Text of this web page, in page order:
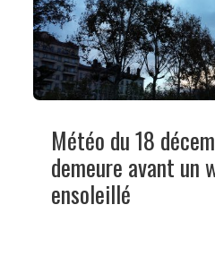
Météo du 18
demeure avant un
ensoleillé